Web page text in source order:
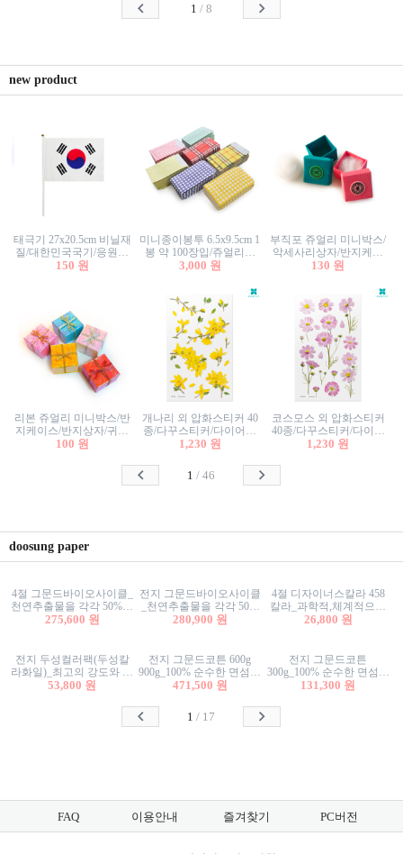
1 / 8
new product
태극기 27x20.5cm 비닐재
질/대한민국국기/응원깃
발/행사깃발
150 원
미니종이봉투 6.5x9.5cm 1
봉 약 100장입/쥬얼리봉
투/증명사진봉투/악세사
3,000 원
부직포 쥬얼리 미니박스/
악세사리상자/반지케이
스/반지상자/귀걸이상자/
130 원
리본 쥬얼리 미니박스/반
지케이스/반지상자/귀걸
이상자/귀걸이박스/악세
100 원
개나리 외 압화스티커 40
종/다꾸스티커/다이어리
꾸미기/꽃스티커/자연물
1,230 원
코스모스 외 압화스티커
40종/다꾸스티커/다이어
리꾸미기/꽃스티커/자연
1,230 원
1 /46
doosung paper
4절 그문드바이오사이클_
천연추출물을 각각 50%이
상 함유한 친환경그래픽
275,600 원
전지 그문드바이오사이클
_천연추출물을 각각 50%
이상 함유한 친환경그래
280,900 원
4절 디자이너스칼라 458
칼라_과학적,체계적으로
분류된 200색을 갖춘 색지
26,800 원
전지 두성컬러팩(두성칼
라화일)_최고의 강도와 평
활성을 지닌 다양한 컬러
53,800 원
전지 그문드코튼 600g
900g_100% 순수한 면섬유
로 만든 친환경프리미엄
471,500 원
전지 그문드코튼
300g_100% 순수한 면섬유
로 만든 친환경프리미엄
131,300 원
1 / 17
FAQ 이용안내 즐겨찾기 PC버전